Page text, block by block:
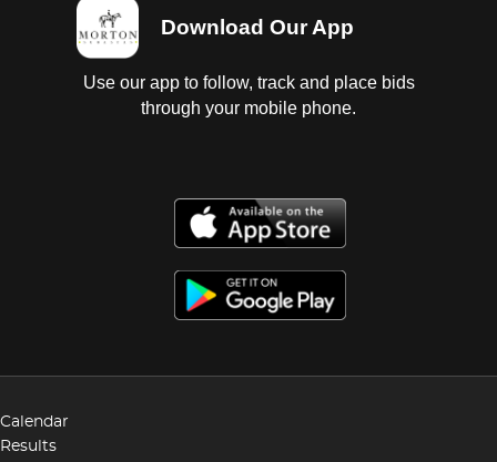
Download Our App
Use our app to follow, track and place bids
through your mobile phone.
Calendar
Results